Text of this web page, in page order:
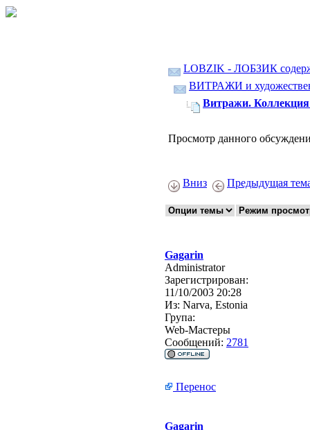
LOBZIK - ЛОБЗИК
ВИТРАЖИ и
Витражи. Коллекция
Просмотр данного
Вниз Предыдущая
Gagarin
Administrator
Зарегистрирован:
11/10/2003 20:28
Из: Narva, Estonia
Група:
Web-Мастеры
Сообщений: 2781
Перенос
Gagarin